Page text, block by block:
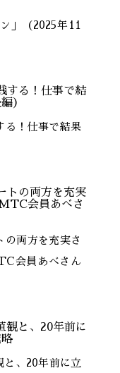
」（2025年11
る！仕事で結果
の両方を充実さ
会員あべさん
と、20年前に立